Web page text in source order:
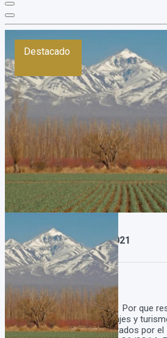
Destacado
Paquete a Mendoza 2021
Duración:
Días 3 Noches
Paquete a Mendoza 2021 Por que
Somos una agencia de viajes y
Argentina. Estamos habilitados por